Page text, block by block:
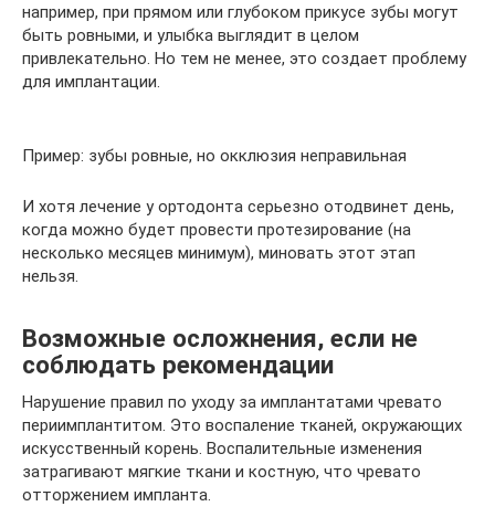
например, при прямом или глубоком прикусе зубы могут
быть ровными, и улыбка выглядит в целом
привлекательно. Но тем не менее, это создает проблему
для имплантации.
Пример: зубы ровные, но окклюзия неправильная
И хотя лечение у ортодонта серьезно отодвинет день,
когда можно будет провести протезирование (на
несколько месяцев минимум), миновать этот этап
нельзя.
Возможные осложнения, если не
соблюдать рекомендации
Нарушение правил по уходу за имплантатами чревато
периимплантитом. Это воспаление тканей, окружающих
искусственный корень. Воспалительные изменения
затрагивают мягкие ткани и костную, что чревато
отторжением импланта.